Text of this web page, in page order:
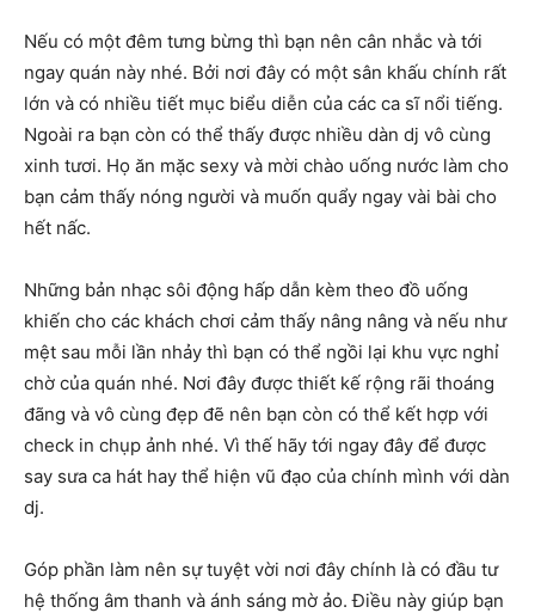
Nếu có một đêm tưng bừng thì bạn nên cân nhắc và tới
ngay quán này nhé. Bởi nơi đây có một sân khấu chính rất
lớn và có nhiều tiết mục biểu diễn của các ca sĩ nổi tiếng.
Ngoài ra bạn còn có thể thấy được nhiều dàn dj vô cùng
xinh tươi. Họ ăn mặc sexy và mời chào uống nước làm cho
bạn cảm thấy nóng người và muốn quẩy ngay vài bài cho
hết nấc.
Những bản nhạc sôi động hấp dẫn kèm theo đồ uống
khiến cho các khách chơi cảm thấy nâng nâng và nếu như
mệt sau mỗi lần nhảy thì bạn có thể ngồi lại khu vực nghỉ
chờ của quán nhé. Nơi đây được thiết kế rộng rãi thoáng
đãng và vô cùng đẹp đẽ nên bạn còn có thể kết hợp với
check in chụp ảnh nhé. Vì thế hãy tới ngay đây để được
say sưa ca hát hay thể hiện vũ đạo của chính mình với dàn
dj.
Góp phần làm nên sự tuyệt vời nơi đây chính là có đầu tư
hệ thống âm thanh và ánh sáng mờ ảo. Điều này giúp bạn